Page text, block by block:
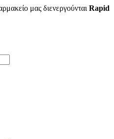
μας διενεργούνται Rapid